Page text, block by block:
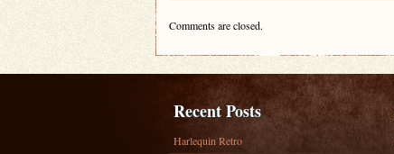
Comments are closed.
Recent Posts
Harlequin Retro